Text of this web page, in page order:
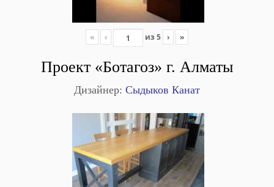
« ‹ из 5 › »
Проект «Ботагоз» г. Алматы
Дизайнер: Сыдыков Канат